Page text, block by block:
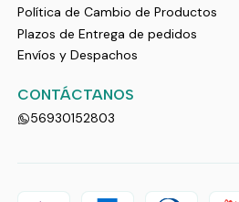
Política de Cambio de Productos
Plazos de Entrega de pedidos
Envíos y Despachos
CONTÁCTANOS
56930152803